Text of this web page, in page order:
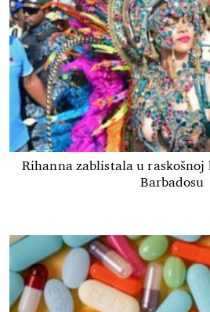
Rihanna zablistala u
Barbadosu